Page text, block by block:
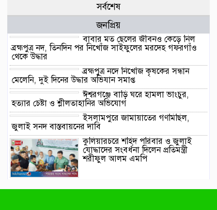
সর্বশেষ
জনপ্রিয়
বাবার মত ছেলের জীবনও কেড়ে নিল
ব্রহ্মপুত্র নদ, তিনদিন পর নিখোঁজ সাইফুলের মরদেহ গফরগাঁও
থেকে উদ্ধার
ব্রহ্মপুত্র নদে নিখোঁজ কৃষকের সন্ধান
মেলেনি, দুই দিনের উদ্ধার অভিযান সমাপ্ত
ঈশ্বরগঞ্জে বাড়ি ঘরে হামলা ভাংচুর,
হত্যার চেষ্টা ও শ্লীলতাহানির অভিযোগ
ইসলামপুরে জামায়াতের গণমিছিল,
জুলাই সনদ বাস্তবায়নের দাবি
কুলিয়ারচরে শহিদ পরিবার ও জুলাই
যোদ্ধাদের সংবর্ধনা দিলেন প্রতিমন্ত্রী
শরীফুল আলম এমপি